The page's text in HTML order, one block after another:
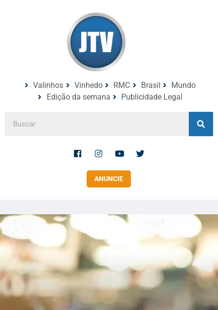
Valinhos Vinhedo RMC Brasil
Mundo
Edição da semana
Publicidade Legal
ANUNCIE